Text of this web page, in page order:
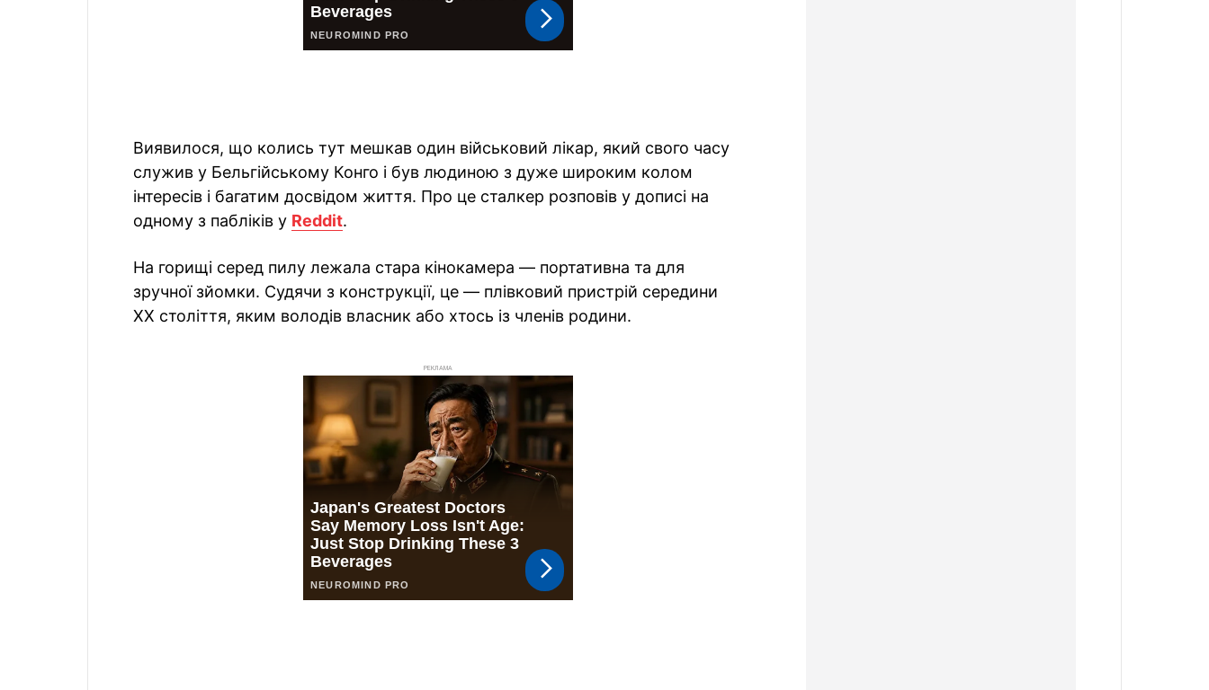
Виявилося, що колись тут мешкав один військовий лікар, який свого часу
служив у Бельгійському Конго і був людиною з дуже широким колом
інтересів і багатим досвідом життя. Про це сталкер розповів у дописі на
одному з пабліків у Reddit.
На горищі серед пилу лежала стара кінокамера — портативна та для
зручної зйомки. Судячи з конструкції, це — плівковий пристрій середини
XX століття, яким володів власник або хтось із членів родини.
РЕКЛАМА